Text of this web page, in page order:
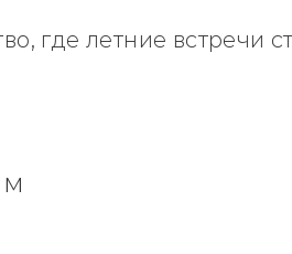
где летние встречи